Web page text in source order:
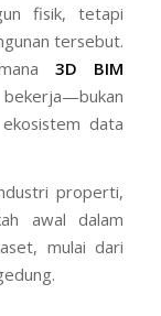
fisik, tetapi
tersebut.
3D BIM
data
properti,
awal dalam
mulai dari